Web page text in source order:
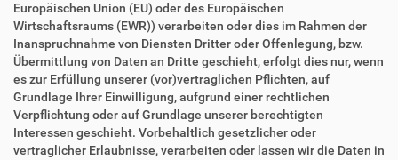
Europäischen Union (EU) oder des Europäischen
Wirtschaftsraums (EWR)) verarbeiten oder dies im Rahmen der
Inanspruchnahme von Diensten Dritter oder Offenlegung, bzw.
Übermittlung von Daten an Dritte geschieht, erfolgt dies nur, wenn
es zur Erfüllung unserer (vor)vertraglichen Pflichten, auf
Grundlage Ihrer Einwilligung, aufgrund einer rechtlichen
Verpflichtung oder auf Grundlage unserer berechtigten
Interessen geschieht. Vorbehaltlich gesetzlicher oder
vertraglicher Erlaubnisse, verarbeiten oder lassen wir die Daten in